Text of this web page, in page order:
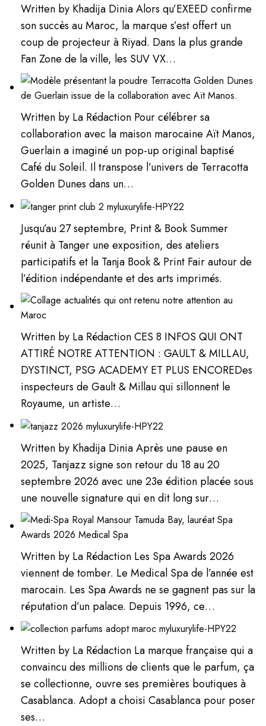
Written by Khadija Dinia Alors qu’EXEED confirme
son succès au Maroc, la marque s’est offert un
coup de projecteur à Riyad. Dans la plus grande
Fan Zone de la ville, les SUV VX…
Written by La Rédaction Pour célébrer sa
collaboration avec la maison marocaine Aït Manos,
Guerlain a imaginé un pop-up original baptisé
Café du Soleil. Il transpose l’univers de Terracotta
Golden Dunes dans un…
Jusqu’au 27 septembre, Print & Book Summer
réunit à Tanger une exposition, des ateliers
participatifs et la Tanja Book & Print Fair autour de
l’édition indépendante et des arts imprimés.
Written by La Rédaction CES 8 INFOS QUI ONT
ATTIRÉ NOTRE ATTENTION : GAULT & MILLAU,
DYSTINCT, PSG ACADEMY ET PLUS ENCOREDes
inspecteurs de Gault & Millau qui sillonnent le
Royaume, un artiste…
Written by Khadija Dinia Après une pause en
2025, Tanjazz signe son retour du 18 au 20
septembre 2026 avec une 23e édition placée sous
une nouvelle signature qui en dit long sur…
Written by La Rédaction Les Spa Awards 2026
viennent de tomber. Le Medical Spa de l’année est
marocain. Les Spa Awards ne se gagnent pas sur la
réputation d’un palace. Depuis 1996, ce…
Written by La Rédaction La marque française qui a
convaincu des millions de clients que le parfum, ça
se collectionne, ouvre ses premières boutiques à
Casablanca. Adopt a choisi Casablanca pour poser
ses…